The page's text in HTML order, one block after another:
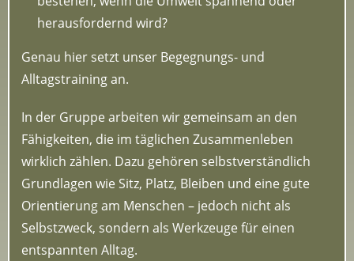
herausfordernd wird?
Genau hier setzt unser Begegnungs- und
Alltagstraining an.
In der Gruppe arbeiten wir gemeinsam an den
Fähigkeiten, die im täglichen Zusammenleben
wirklich zählen. Dazu gehören selbstverständlich
Grundlagen wie Sitz, Platz, Bleiben und eine gute
Orientierung am Menschen – jedoch nicht als
Selbstzweck, sondern als Werkzeuge für einen
entspannten Alltag.